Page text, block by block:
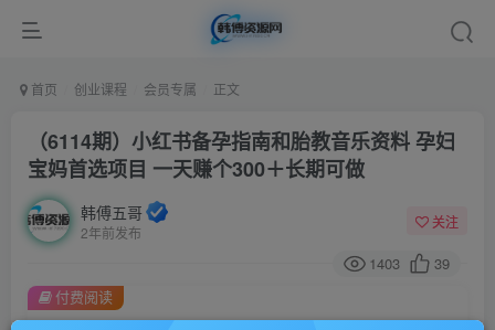
首页 创业课程 会员专属 正文
（6114期）小红书备孕指南和胎教音乐资料 孕妇
宝妈首选项目 一天赚个300＋长期可做
韩傅五哥
2年前发布
关注
1403 39
付费阅读